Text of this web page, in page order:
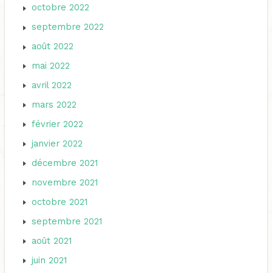
octobre 2022
septembre 2022
août 2022
mai 2022
avril 2022
mars 2022
février 2022
janvier 2022
décembre 2021
novembre 2021
octobre 2021
septembre 2021
août 2021
juin 2021